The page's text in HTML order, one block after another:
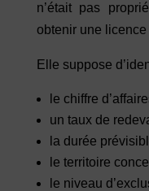
n’était pas
obtenir une licence
Elle suppose
le chiffre
un taux de
la durée
le territoire
le niveau